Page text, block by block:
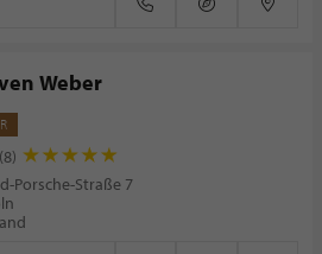
Weber
(8)
Porsche-Straße 7